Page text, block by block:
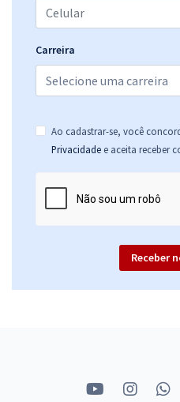
Carreira
Ao cadastrar-se, você
Privacidade e aceita receber
Receber